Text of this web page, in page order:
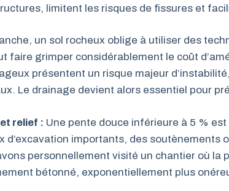
limitent les risques de fissures et
un sol rocheux oblige à utiliser des
faire grimper considérablement le coût
présentent un risque majeur
Le drainage devient alors essentiel pour
relief : Une pente douce inférieure à 5 %
d’excavation importants, des soutènements
personnellement visité un chantier où la
bétonné, exponentiellement plus